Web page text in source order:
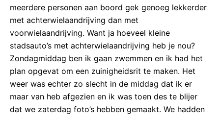
meerdere personen aan boord gek genoeg lekkerder
met achterwielaandrijving dan met
voorwielaandrijving. Want ja hoeveel kleine
stadsauto’s met achterwielaandrijving heb je nou?
Zondagmiddag ben ik gaan zwemmen en ik had het
plan opgevat om een zuinigheidsrit te maken. Het
weer was echter zo slecht in de middag dat ik er
maar van heb afgezien en ik was toen des te blijer
dat we zaterdag foto’s hebben gemaakt. We hadden